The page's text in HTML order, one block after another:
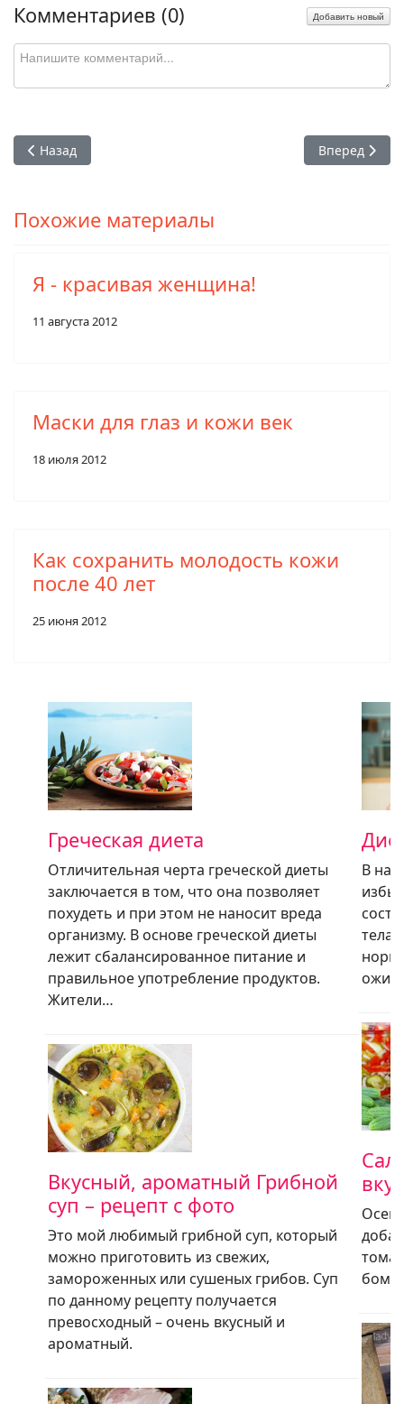
Комментариев (0) Добавить новый
Предыдущий: Эликсир молодости. Как же долгое время
Назад Следующий:
Вперед
Похожие материалы
Я - красивая женщина!
11 августа 2012
Маски для глаз и кожи век
18 июля 2012
Как сохранить молодость кожи
после 40 лет
25 июня 2012
Греческая диета
Отличительная черта греческой диеты
заключается в том, что она позволяет
похудеть и при этом не наносит вреда
организму. В основе греческой диеты
лежит сбалансированное питание и
правильное употребление продуктов.
Жители…
Вкусный, ароматный Грибной
суп – рецепт с фото
Это мой любимый грибной суп, который
можно приготовить из свежих,
замороженных или сушеных грибов. Суп
по данному рецепту получается
превосходный – очень вкусный и
ароматный.
В
тела